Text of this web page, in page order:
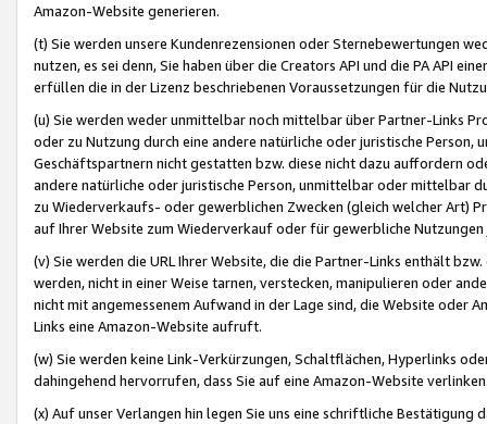
Amazon-Website generieren.
(t) Sie werden unsere Kundenrezensionen oder Sternebewertungen
nutzen, es sei denn, Sie haben über die Creators API und die PA API
erfüllen die in der Lizenz beschriebenen Voraussetzungen für die
(u) Sie werden weder unmittelbar noch mittelbar über Partner-Links
oder zu Nutzung durch eine andere natürliche oder juristische
Geschäftspartnern nicht gestatten bzw. diese nicht dazu auffordern
andere natürliche oder juristische Person, unmittelbar oder mittelbar
zu Wiederverkaufs- oder gewerblichen Zwecken (gleich welcher Art)
auf Ihrer Website zum Wiederverkauf oder für gewerbliche
(v) Sie werden die URL Ihrer Website, die die Partner-Links enthält
werden, nicht in einer Weise tarnen, verstecken, manipulieren oder
nicht mit angemessenem Aufwand in der Lage sind, die Website oder
Links eine Amazon-Website aufruft.
(w) Sie werden keine Link-Verkürzungen, Schaltflächen, Hyperlinks
dahingehend hervorrufen, dass Sie auf eine Amazon-Website
(x) Auf unser Verlangen hin legen Sie uns eine schriftliche